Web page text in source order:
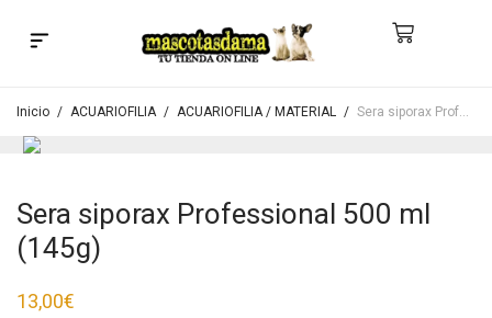
Inicio / ACUARIOFILIA / ACUARIOFILIA / MATERIAL / Sera siporax Professional 500 ml (145g)
Sera siporax Professional 500 ml
(145g)
13,00€